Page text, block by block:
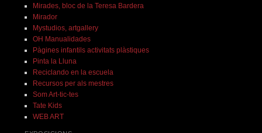
Mirades, bloc de la Teresa Bardera
Mirador
Mystudios, artgallery
OH Manualidades
Pàgines infantils activitats plàstiques
Pinta la Lluna
Reciclando en la escuela
Recursos per als mestres
Som Art-tic-tes
Tate Kids
WEB ART